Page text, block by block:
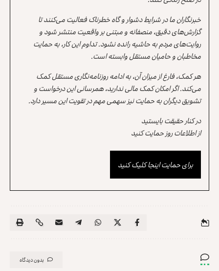
خبرنگاران ما در شرایط دشوار و گاه خطرناک فعالیت می‌کنند تا
گزارش‌های دقیق، منصفانه و مبتنی بر واقعیت منتشر شود و
روایت‌های مردم به حاشیه رانده نشود. تداوم این کار، به حمایت
مخاطبان و حامیان مستقل وابسته است.
هر کمک، فارغ از میزان آن، به ادامه روزنامه‌نگاری مستقل کمک
می‌کند. اگر امکان کمک مالی ندارید، همرسانی این درخواست و
تشویق دیگران به حمایت نیز سهمی مهم در تقویت این مسیر دارد.
در کنار حقیقت بایستید
از اطلاعات روز حمایت کنید
برای حمایت اینجا کلیک کنید
بدون دیدگاه